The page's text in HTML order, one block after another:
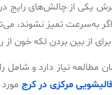
یکی از چالش‌های رایج
به‌سرعت تمیز نشوند،
از بین بردن لکه خون
حدود ۱۰ دقیقه زمان مطالعه
مرکزی در کرج